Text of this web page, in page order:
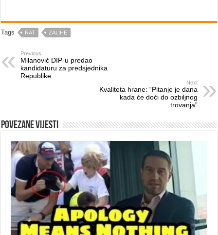
Tags RAT ZALIHE
Previous
Milanović DIP-u predao
kandidaturu za predsjednika
Republike
Next
Kvaliteta hrane: “Pitanje je dana
kada će doći do ozbiljnog
trovanja”
Povezane vijesti